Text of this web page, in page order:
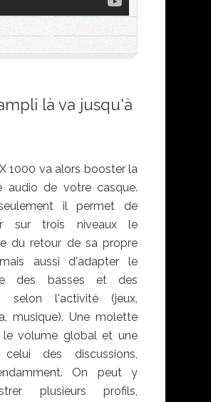
là va jusqu'à
1000 va alors booster la
audio de votre casque.
il permet de
sur trois niveaux le
du retour de sa propre
aussi d'adapter le
des basses et des
selon l'activité (jeux,
musique). Une molette
le volume global et une
des discussions,
On peut y
plusieurs profils,